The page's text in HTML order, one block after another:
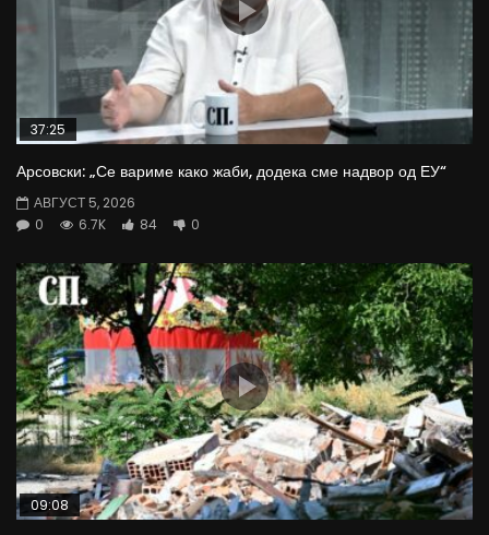
37:25
Арсовски: „Се вариме како жаби, додека сме надвор од ЕУ“
АВГУСТ 5, 2026
0
6.7K 84 0
09:08